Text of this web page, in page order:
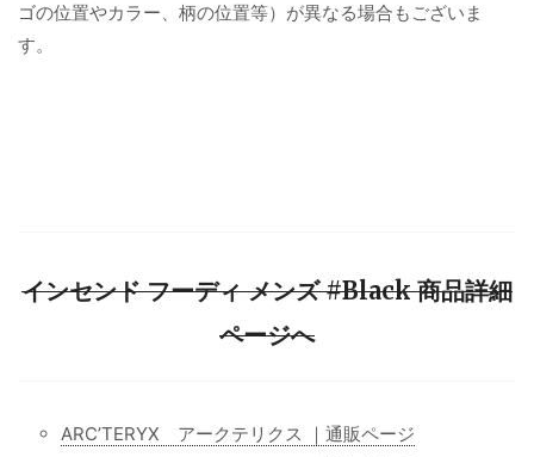
ゴの位置やカラー、柄の位置等）が異なる場合もございま
す。
インセンド フーディ メンズ #Black 商品詳細
ページへ
ARC’TERYX アークテリクス ｜通販ページ